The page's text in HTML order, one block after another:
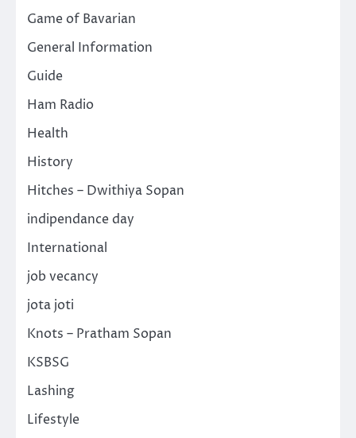
Game of Bavarian
General Information
Guide
Ham Radio
Health
History
Hitches – Dwithiya Sopan
indipendance day
International
job vecancy
jota joti
Knots – Pratham Sopan
KSBSG
Lashing
Lifestyle